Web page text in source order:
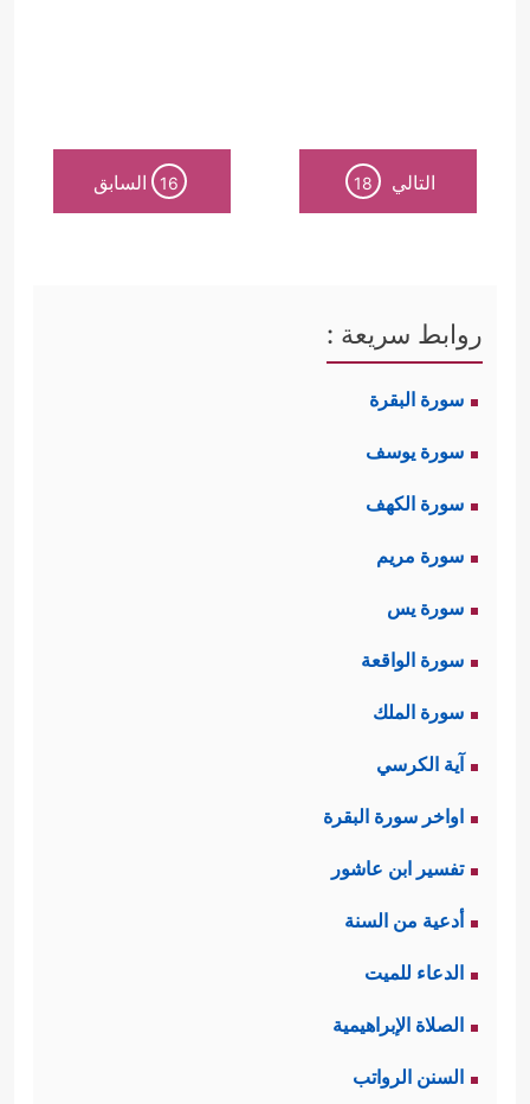
التالي 18
16 السابق
روابط سريعة :
سورة البقرة
سورة يوسف
سورة الكهف
سورة مريم
سورة يس
سورة الواقعة
سورة الملك
آية الكرسي
اواخر سورة البقرة
تفسير ابن عاشور
أدعية من السنة
الدعاء للميت
الصلاة الإبراهيمية
السنن الرواتب